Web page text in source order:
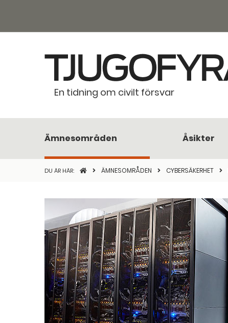
En tidning om civilt försvar
Ämnesområden Åsikter
DU ÄR HÄR: STARTSIDANÄMNESOMRÅDEN CYBERSÄKERHET